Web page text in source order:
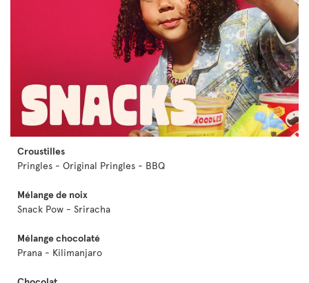
Croustilles
Pringles - Original Pringles - BBQ
Mélange de noix
Snack Pow - Sriracha
Mélange chocolaté
Prana - Kilimanjaro